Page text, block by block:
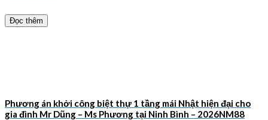
Đọc thêm
Phương án khởi công biệt thự 1 tầng mái Nhật hiện đại cho
gia đình Mr Dũng – Ms Phương tại Ninh Bình – 2026NM88